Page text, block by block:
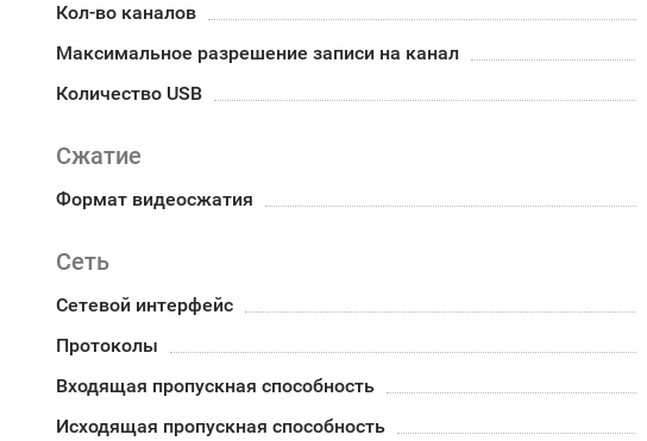
Кол-во каналов
Максимальное разрешение записи на канал
Количество USB
Сжатие
Формат видеосжатия
Сеть
Сетевой интерфейс
Протоколы
Входящая пропускная способность
Исходящая пропускная способность